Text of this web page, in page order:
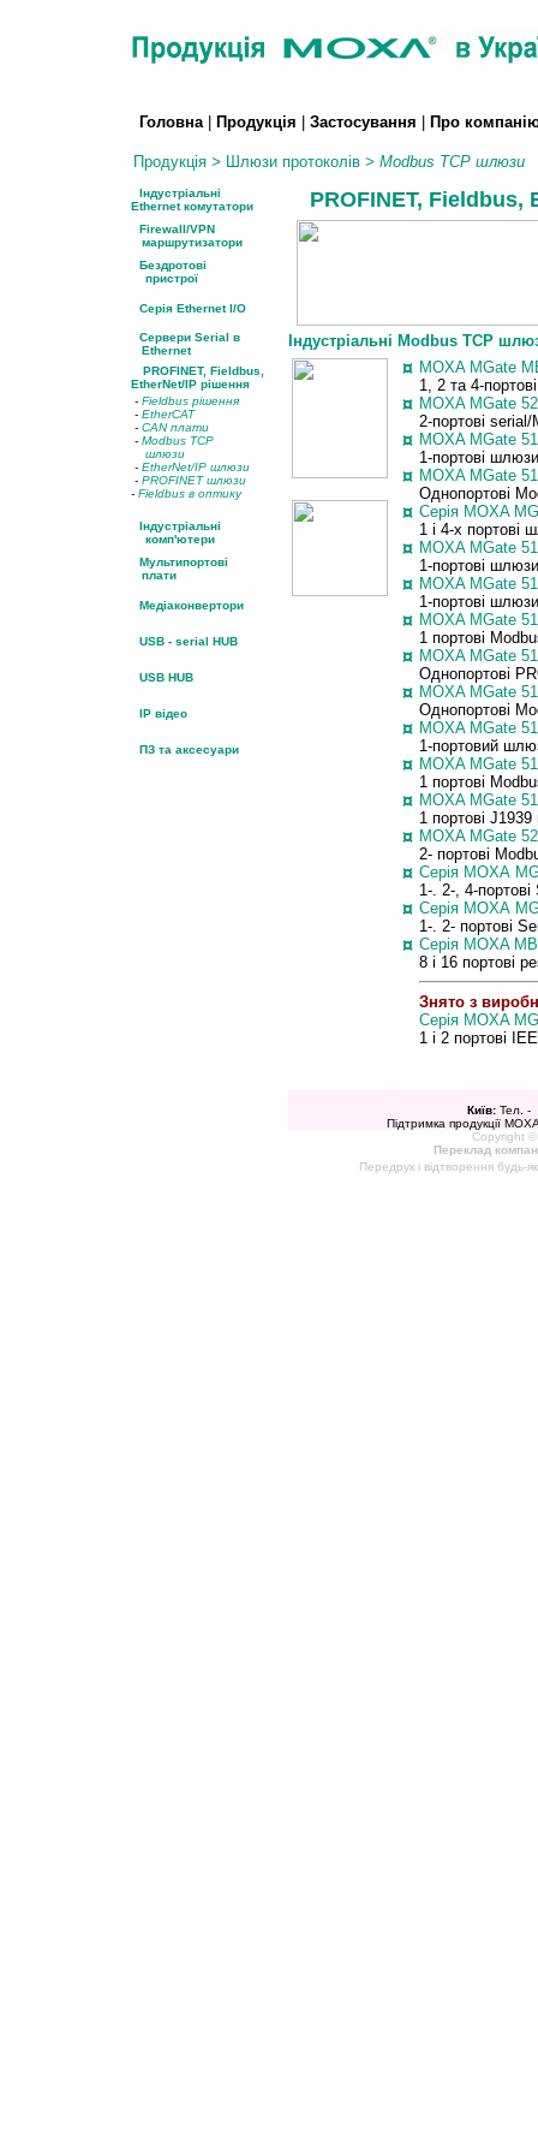
Головна| Продукція Застосування Про
Продукція> Шлюзи протоколів > Modbus TCP шлюзи
Індустріальні
Ethernet комутатори
Firewall/VPN
маршрутизатори
Бездротові
пристрої
Серія Ethernet I/O
Сервери Serial в
Ethernet
PROFINET, Fieldbus,
EtherNet/IP рішення
- Fieldbus рішення
- EtherCAT
- CAN плати
- Modbus TCP
шлюзи
- EtherNet/IP шлюзи
- PROFINET шлюзи
- Fieldbus в оптику
Індустріальні
комп'ютери
Мультипортові
плати
Медіаконвертори
USB - serial HUB
USB HUB
IP відео
ПЗ та аксесуари
PROFINET, Fieldbus,
Індустріальні Modbus TCP
¤ MOXA MGate
1, 2 та 4-
¤ MOXA MGate
2-портові
¤ MOXA MGate
1-портові шлюзи
¤ MOXA MGate
Однопортові
¤ Серія MOXA
1 і 4-х портові
¤ MOXA MGate
1-портові
¤ MOXA MGate
1-портові
¤ MOXA MGate
1 портові
¤ MOXA MGate
Однопортові
¤ MOXA MGate
Однопортові
¤ MOXA MGate
1-портовий
¤ MOXA MGate
1 портові
¤ MOXA MGate
1 портові
¤ MOXA MGate
2- портові
¤ Серія MOXA
1-. 2-, 4-
¤ Серія MOXA
1-. 2- портові
¤ Серія MOXA
8 і 16 портові
Знято з
Серія MOXA
1 і 2 портові
Київ: Тел. -
Підтримка продукції
Copyright ©
Переклад
Передрук і відтворення будь-